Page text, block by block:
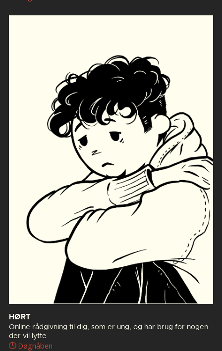
HØRT
Online rådgivning til dig, som er ung, og har brug for nogen
der vil lytte
Døgnåben